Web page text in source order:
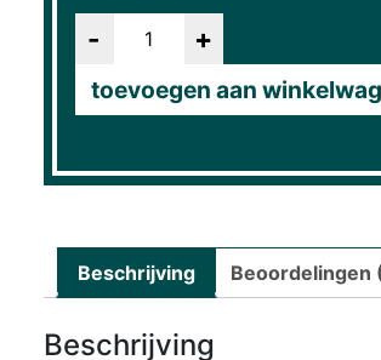
toevoegen aan
Beschrijving Beoordelingen
Beschrijving